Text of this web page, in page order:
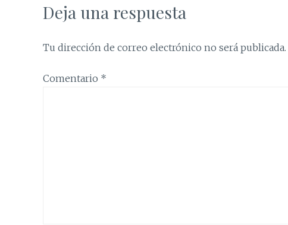
Deja una respuesta
Tu dirección de correo electrónico no será publicada.
Comentario *